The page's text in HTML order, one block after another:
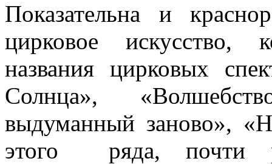
Показательна и
цирковое искусство,
названия цирковых
Солнца»,
выдуманный заново»,
этого ряда, почти